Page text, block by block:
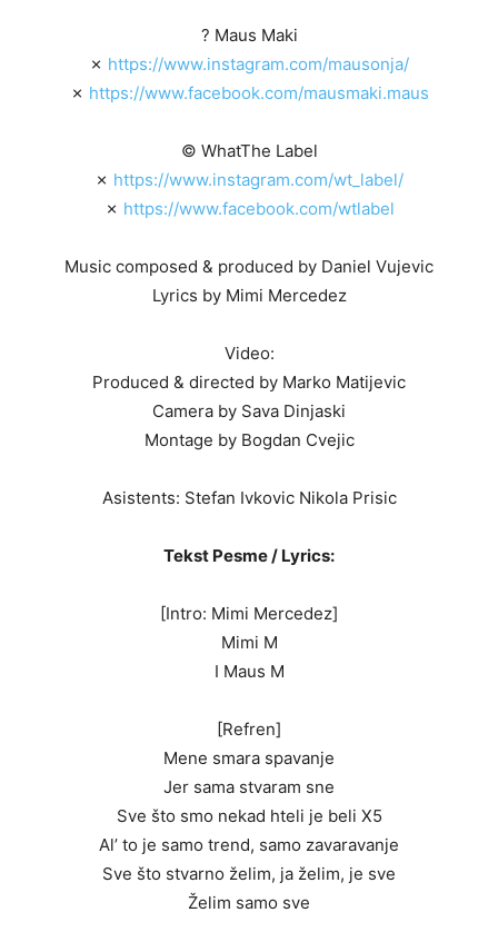
? Maus Maki
✗ https://www.instagram.com/mausonja/
✗ https://www.facebook.com/mausmaki.maus
© WhatThe Label
✗ https://www.instagram.com/wt_label/
✗ https://www.facebook.com/wtlabel
Music composed & produced by Daniel Vujevic
Lyrics by Mimi Mercedez
Video:
Produced & directed by Marko Matijevic
Camera by Sava Dinjaski
Montage by Bogdan Cvejic
Asistents: Stefan Ivkovic Nikola Prisic
Tekst Pesme / Lyrics:
[Intro: Mimi Mercedez]
Mimi M
I Maus M
[Refren]
Mene smara spavanje
Jer sama stvaram sne
Sve što smo nekad hteli je beli X5
Al’ to je samo trend, samo zavaravanje
Sve što stvarno želim, ja želim, je sve
Želim samo sve